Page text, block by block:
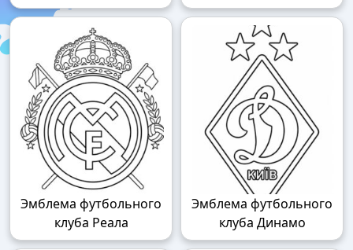
Эмблема футбольного
клуба Реала
Эмблема футбольного
клуба Динамо